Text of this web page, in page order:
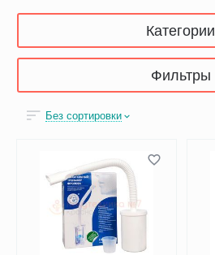
Категории
Фильтры
Без сортировки